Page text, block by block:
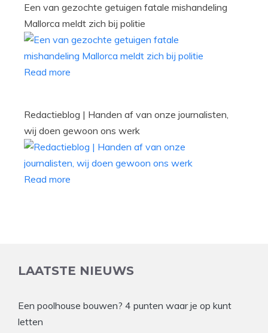
Een van gezochte getuigen fatale mishandeling
Mallorca meldt zich bij politie
Read more
Redactieblog | Handen af van onze journalisten,
wij doen gewoon ons werk
Read more
LAATSTE NIEUWS
Een poolhouse bouwen? 4 punten waar je op kunt
letten